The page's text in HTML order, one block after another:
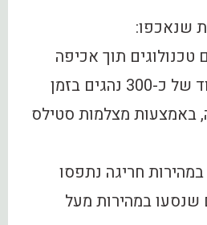
שנאכפו:
תוך אכיפה
יצירתית הביא לתיעוד של כ-300 נהגים בזמן
באמצעות מצלמות סטילס
במהירות חריגה נתפסו
900 נהגים שנסעו במהירות מעל